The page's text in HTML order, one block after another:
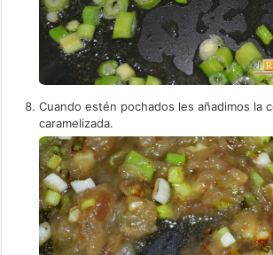
Cuando estén pochados les añadimos la
caramelizada.